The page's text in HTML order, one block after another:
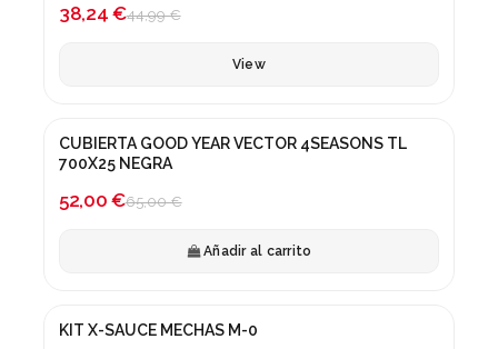
38,24 €44,99 €
View
¡En oferta!
CUBIERTA GOOD YEAR VECTOR 4SEASONS TL
700X25 NEGRA
52,00 €65,00 €
Añadir al carrito
KIT X-SAUCE MECHAS M-0